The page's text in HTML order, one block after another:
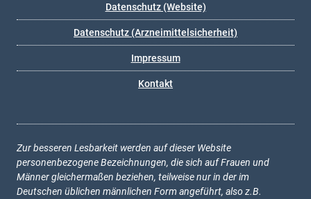
Datenschutz (Website)
Datenschutz (Arzneimittelsicherheit)
Impressum
Kontakt
Zur besseren Lesbarkeit werden auf dieser Website
personenbezogene Bezeichnungen, die sich auf Frauen und
Männer gleichermaßen beziehen, teilweise nur in der im
Deutschen üblichen männlichen Form angeführt, also z.B.